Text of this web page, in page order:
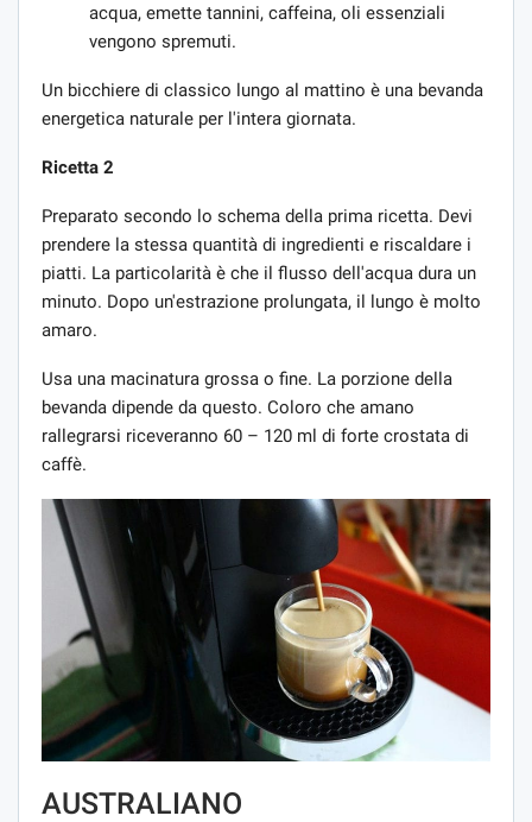
acqua, emette tannini, caffeina, oli essenziali
vengono spremuti.
Un bicchiere di classico lungo al mattino è una bevanda
energetica naturale per l'intera giornata.
Ricetta 2
Preparato secondo lo schema della prima ricetta. Devi
prendere la stessa quantità di ingredienti e riscaldare i
piatti. La particolarità è che il flusso dell'acqua dura un
minuto. Dopo un'estrazione prolungata, il lungo è molto
amaro.
Usa una macinatura grossa o fine. La porzione della
bevanda dipende da questo. Coloro che amano
rallegrarsi riceveranno 60 – 120 ml di forte crostata di
caffè.
AUSTRALIANO